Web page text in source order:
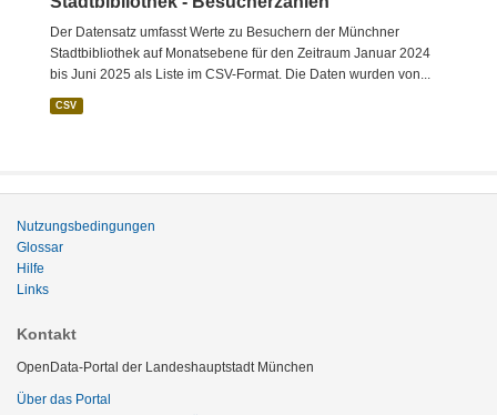
Der Datensatz umfasst Werte zu Besuchern der Münchner
Stadtbibliothek auf Monatsebene für den Zeitraum Januar 2024
bis Juni 2025 als Liste im CSV-Format. Die Daten wurden von...
CSV
Nutzungsbedingungen
Glossar
Hilfe
Links
Kontakt
OpenData-Portal der Landeshauptstadt München
Über das Portal